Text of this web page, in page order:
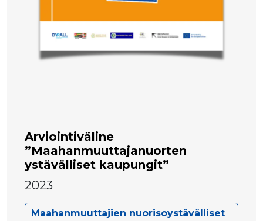
Arviointiväline
”Maahanmuuttajanuorten
ystävälliset kaupungit”
2023
Maahanmuuttajien nuorisoystävälliset